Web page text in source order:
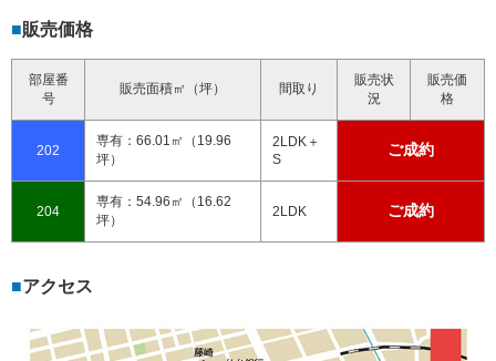
販売価格
部屋番
号
販売面積㎡（坪） 間取り
販売状
況
販売価
格
202
専有：66.01㎡（19.96
坪）
2LDK＋
S
ご成約
204
専有：54.96㎡（16.62
坪）
2LDK ご成約
アクセス